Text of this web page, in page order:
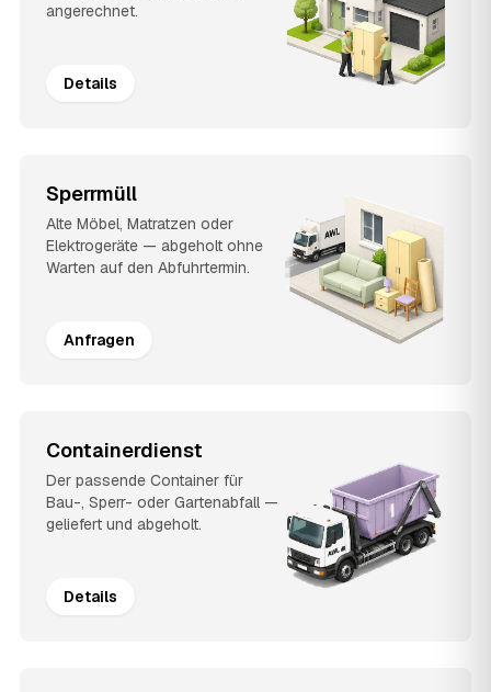
angerechnet.
Details
Sperrmüll
Alte Möbel, Matratzen oder
Elektrogeräte — abgeholt ohne
Warten auf den Abfuhrtermin.
Anfragen
Containerdienst
Der passende Container für
Bau-, Sperr- oder Gartenabfall —
geliefert und abgeholt.
Details